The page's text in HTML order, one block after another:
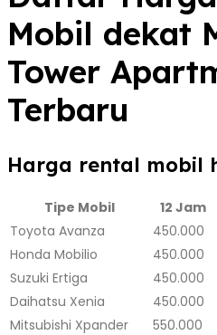
Mobil dekat
Tower
Terbaru
Harga rental mobil
Tipe Mobil 12 Jam
Toyota Avanza
450.000
Honda Mobilio
450.000
Suzuki Ertiga
450.000
Daihatsu Xenia
450.000
Mitsubishi Xpander
550.000